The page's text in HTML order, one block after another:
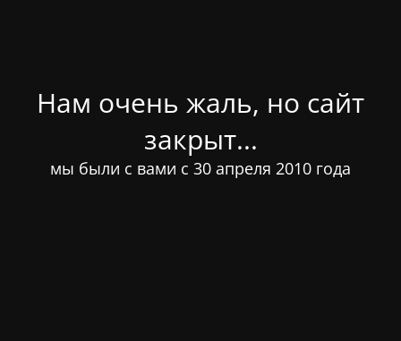
Нам очень жаль, но сайт
закрыт...
мы были с вами с 30 апреля 2010 года